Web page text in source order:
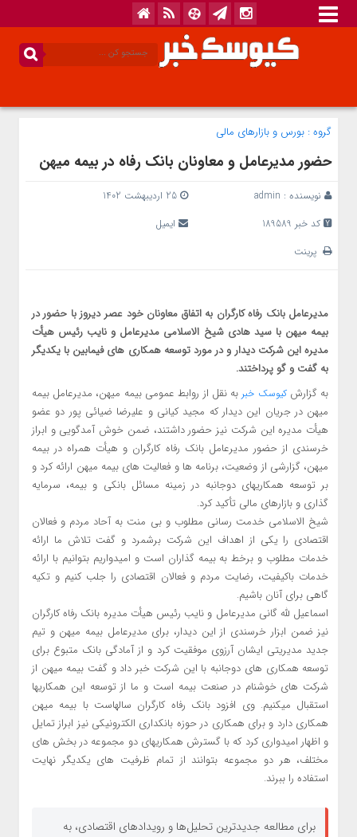
گروه : بورس و بازار‌های مالی
حضور مدیرعامل و معاونان بانک رفاه در بیمه میهن
نویسنده : admin
25 اردیبهشت 1402
کد خبر 189589
ایمیل
پرینت
مدیرعامل بانک رفاه کارگران به اتفاق معاونان خود عصر دیروز با حضور در
بیمه میهن با سید هادی شیخ الاسلامی مدیرعامل و نایب رئیس هیأت
مدیره این شرکت دیدار و در مورد توسعه همکاری های فیمابین با یکدیگر
به گفت و گو پرداختند.
به گزارشکیوسک خبر به نقل از روابط عمومی بیمه میهن، مدیرعامل بیمه
میهن در جریان این دیدار که مجید کیانی و علیرضا ضیائی پور دو عضو
هیأت مدیره این شرکت نیز حضور داشتند، ضمن خوش آمدگویی و ابراز
خرسندی از حضور مدیرعامل بانک رفاه کارگران و هیأت همراه در بیمه
میهن، گزارشی از وضعیت، برنامه ها و فعالیت های بیمه میهن ارائه کرد و
بر توسعه همکاریهای دوجانبه در زمینه مسائل بانکی و بیمه، سرمایه
گذاری و بازارهای مالی تأکید کرد.
شیخ الاسلامی خدمت رسانی مطلوب و بی منت به آحاد مردم و فعالان
اقتصادی را یکی از اهداف این شرکت برشمرد و گفت تلاش ما ارائه
خدمات مطلوب و برخط به بیمه گذاران است و امیدواریم بتوانیم با ارائه
خدمات باکیفیت، رضایت مردم و فعالان اقتصادی را جلب کنیم و تکیه
گاهی برای آنان باشیم.
اسماعیل لله گانی مدیرعامل و نایب رئیس هیأت مدیره بانک رفاه کارگران
نیز ضمن ابزار خرسندی از این دیدار، برای مدیرعامل بیمه میهن و تیم
جدید مدیریتی ایشان آرزوی موفقیت کرد و از آمادگی بانک متبوع برای
توسعه همکاری های دوجانبه با این شرکت خبر داد و گفت بیمه میهن از
شرکت های خوشنام در صنعت بیمه است و ما از توسعه این همکاریها
استقبال میکنیم. وی افزود بانک رفاه کارگران سالهاست با بیمه میهن
همکاری دارد و برای همکاری در حوزه بانکداری الکترونیکی نیز ابراز تمایل
و اظهار امیدواری کرد که با گسترش همکاریهای دو مجموعه در بخش های
مختلف، هر دو مجموعه بتوانند از تمام ظرفیت های یکدیگر نهایت
استفاده را ببرند.
برای مطالعه جدیدترین تحلیل‌ها و رویدادهای اقتصادی، به